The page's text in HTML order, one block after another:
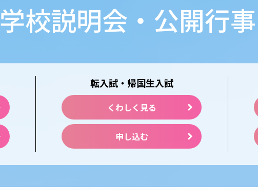
学校説明会・公開行事
転入試・帰国生入試
くわしく見る
申し込む